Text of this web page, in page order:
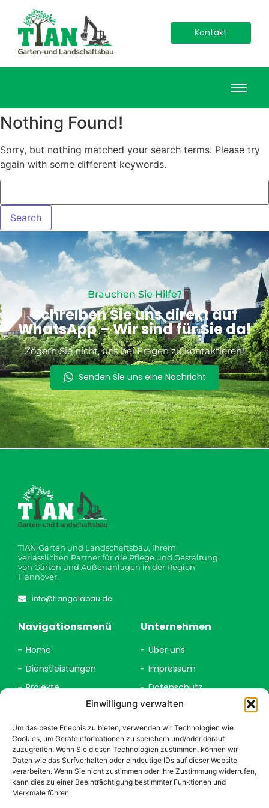
Einwilligung verwalten
Um das beste Erlebnis zu bieten, verwenden wir Technologien wie
Cookies, um Geräteinformationen zu speichern und/oder darauf
zuzugreifen. Wenn Sie diesen Technologien zustimmen, können wir
Daten wie das Surfverhalten oder eindeutige IDs auf dieser Website
verarbeiten. Wenn Sie nicht zustimmen oder Ihre Zustimmung widerrufen,
kann dies zu einer Beeinträchtigung bestimmter Funktionen und
Merkmale führen.
Kontakt
Nothing Found!
Sorry, but nothing matched your search terms. Please try
again with some different keywords.
Brauchen Sie Hilfe?
Schreiben Sie uns direkt auf
WhatsApp – Wir sind für Sie da!
Zögern Sie nicht, uns bei Fragen zu kontaktieren!
Senden Sie uns eine Nachricht
TIAN Garten und Landschaftsbau, Ihrem
verlässlichen Partner für die Pflege und Gestaltung
von Gärten und Außenanlagen in der Region
Hannover.
info@tiangalabau.de
Navigationsmenü
Home
Dienstleistungen
Projekte
Unternehmen
Über uns
Impressum
Datenschutz
Arbeitszeit
9 AM - 5 PM, Montag - Samstag
Hans-Werner-Lamepe-Weg 9
30629 Hannover